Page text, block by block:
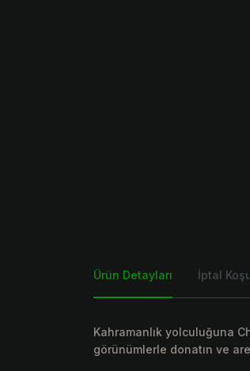
Ürün Detayları İptal
Kahramanlık yolculuğuna
görünümlerle donatın ve